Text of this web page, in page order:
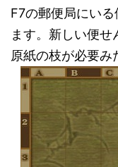
F7の郵便局にい
ます。新しい便
原紙の枝が必要み